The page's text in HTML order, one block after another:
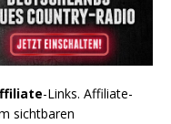
-Links. Affiliate-
sichtbaren